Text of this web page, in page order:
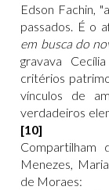
Edson Fachin,
passados. É o
em busca do
gravava
critérios
vínculos de
verdadeiros
[10]
Compartilham
Menezes,
de Moraes: